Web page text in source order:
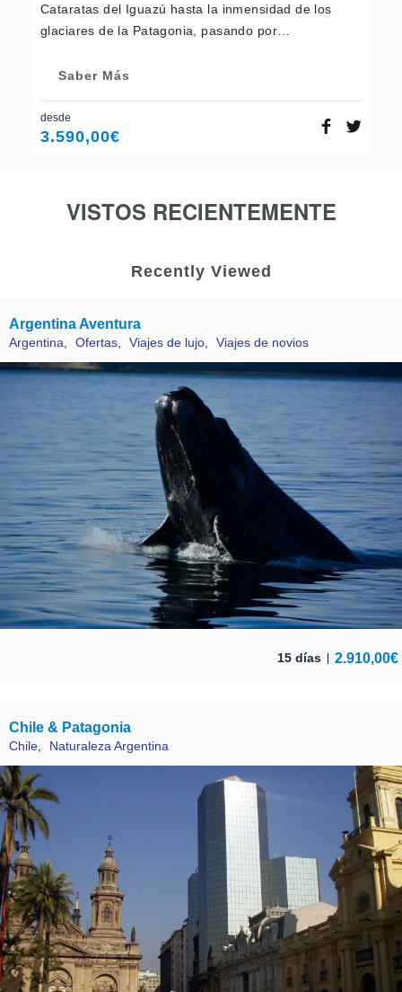
Cataratas del Iguazú hasta la inmensidad de los
glaciares de la Patagonia, pasando por…
Saber Más
desde
3.590,00€
VISTOS RECIENTEMENTE
Recently Viewed
Argentina Aventura
Argentina Ofertas Viajes de lujo Viajes de novios
15 días 2.910,00€
Chile & Patagonia
Chile, Naturaleza Argentina